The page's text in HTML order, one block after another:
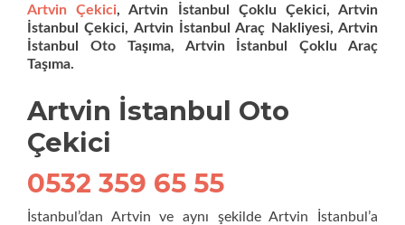
Artvin Çekici, Artvin İstanbul Çoklu Çekici, Artvin
İstanbul Çekici, Artvin İstanbul Araç Nakliyesi, Artvin
İstanbul Oto Taşıma, Artvin İstanbul Çoklu Araç
Taşıma.
Artvin İstanbul Oto
Çekici
0532 359 65 55
İstanbul’dan Artvin ve aynı şekilde Artvin İstanbul’a